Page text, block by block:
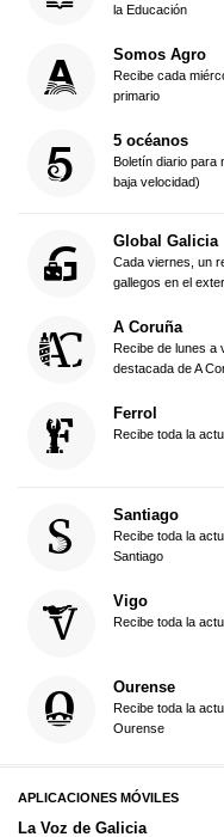
la Educación
Somos Agro
Recibe cada
primario
5 océanos
Boletín diario para
baja velocidad)
Global Galicia
Cada viernes, un
gallegos en el
A Coruña
Recibe de lunes a
destacada de A
Ferrol
Recibe toda la
Santiago
Recibe toda la
Santiago
Vigo
Recibe toda la
Ourense
Recibe toda la
Ourense
APLICACIONES MÓVILES
La Voz de Galicia